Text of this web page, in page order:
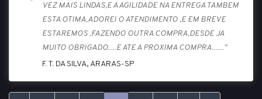
VEZ MAIS LINDAS,E A AGILIDADE NA ENTREGA TAMBEM
ESTA OTIMA,ADOREI O ATENDIMENTO ,E EM BREVE
ESTAREMOS ,FAZENDO OUTRA COMPRA,DESDE JA
MUITO OBRIGADO.....E ATE A PROXIMA COMPRA......."
F. T. DA SILVA, ARARAS-SP